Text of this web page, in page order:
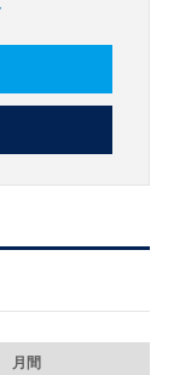
月間